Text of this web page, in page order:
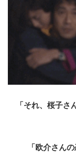
「それ、桜子
「欧介さん